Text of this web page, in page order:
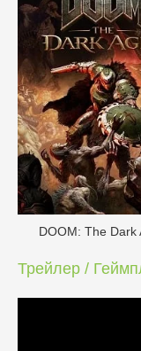
DOОM: The Dark
Трейлер /